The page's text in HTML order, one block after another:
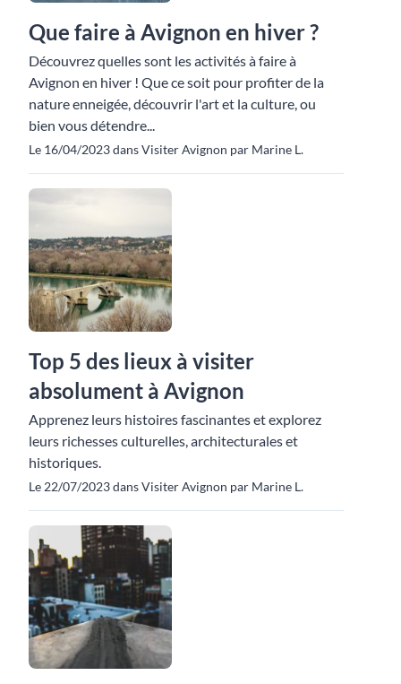
Que faire à Avignon en hiver ?
Découvrez quelles sont les activités à faire à
Avignon en hiver ! Que ce soit pour profiter de la
nature enneigée, découvrir l'art et la culture, ou
bien vous détendre...
Le 16/04/2023 dans Visiter Avignon par Marine L.
Top 5 des lieux à visiter
absolument à Avignon
Apprenez leurs histoires fascinantes et explorez
leurs richesses culturelles, architecturales et
historiques.
Le 22/07/2023 dans Visiter Avignon par Marine L.